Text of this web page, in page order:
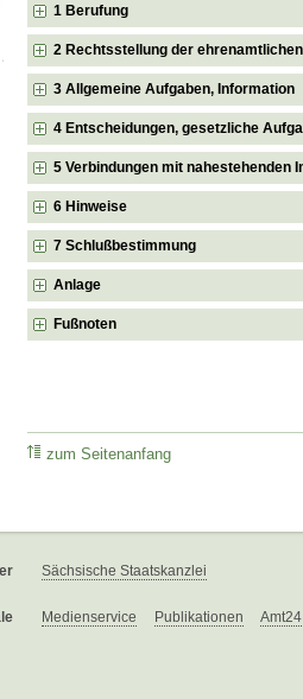
1 Berufung
2 Rechtsstellung der
3 Allgemeine Aufgaben, Information
4 Entscheidungen, gesetzliche
5 Verbindungen mit nahestehenden
6 Hinweise
7 Schlußbestimmung
Anlage
Fußnoten
zum Seitenanfang
Sächsische Staatskanzlei
Medienservice Publikationen Amt24